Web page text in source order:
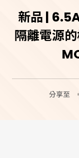
新品 |
隔離電源
分享至